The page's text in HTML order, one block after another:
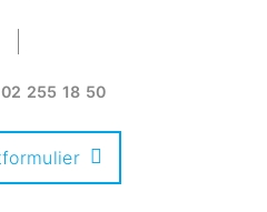
02 255 18 50